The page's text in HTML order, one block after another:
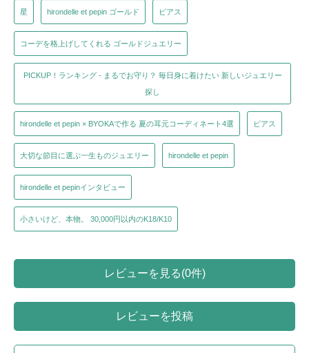
星 hirondelle et pepin ゴールド ピアス
コーデを格上げしてくれる ゴールドジュエリー
PICKUP！ランキング - まるでお守り？ 毎日身に着けたい 新しいジュエリー
探し
hirondelle et pepin × BYOKAで作る 夏の耳元コーディネート4選 ピアス
大切な節目に選ぶ一生ものジュエリー hirondelle et pepin
hirondelle et pepinインタビュー
小さいけど、本物。 30,000円以内のK18/K10
レビューを見る(0件)
レビューを投稿